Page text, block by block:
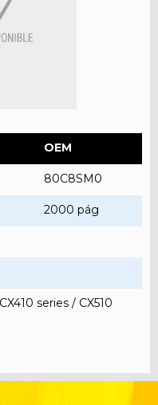
OEM
80C8SM0
2000 pág
series / CX510